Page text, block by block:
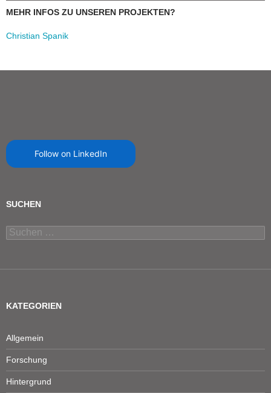
MEHR INFOS ZU UNSEREN PROJEKTEN?
Christian Spanik
Follow on LinkedIn
SUCHEN
Suchen
nach:
KATEGORIEN
Allgemein
Forschung
Hintergrund